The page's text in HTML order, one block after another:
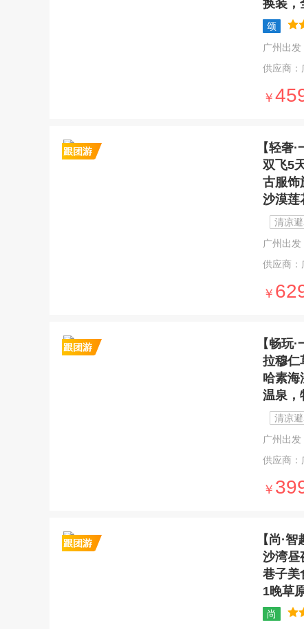
换装，
颂
广州出
供应商：
￥
【轻奢
双飞5
古服饰
沙漠莲
清凉
广州出
供应商：
￥
【畅玩
拉穆仁
哈素海
温泉，
清凉
广州出
供应商：
￥
【尚·
沙湾昼
巷子美
1晚草
尚